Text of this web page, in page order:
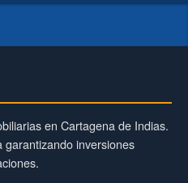
en Cartagena de Indias.
garantizando inversiones